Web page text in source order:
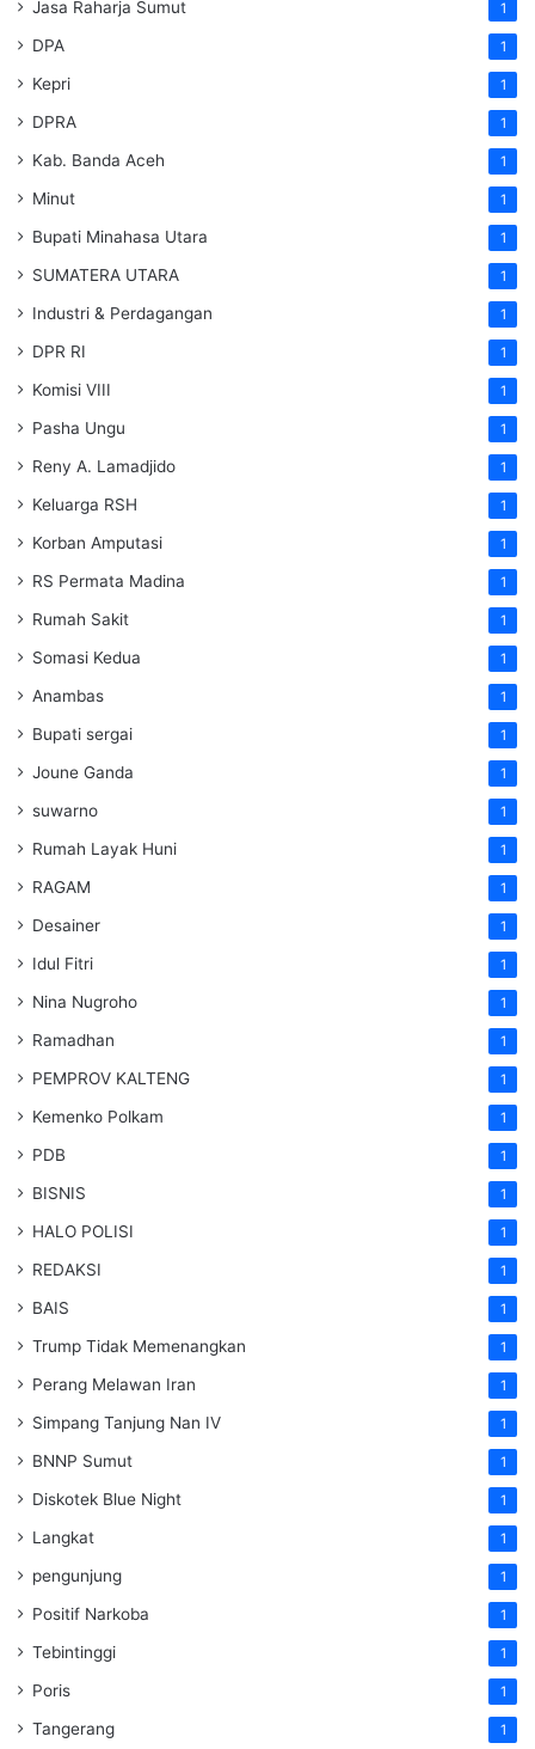
Jasa Raharja Sumut 1
DPA 1
Kepri 1
DPRA 1
Kab. Banda Aceh 1
Minut 1
Bupati Minahasa Utara 1
SUMATERA UTARA 1
Industri & Perdagangan 1
DPR RI 1
Komisi VIII 1
Pasha Ungu 1
Reny A. Lamadjido 1
Keluarga RSH 1
Korban Amputasi 1
RS Permata Madina 1
Rumah Sakit 1
Somasi Kedua 1
Anambas 1
Bupati sergai 1
Joune Ganda 1
suwarno 1
Rumah Layak Huni 1
RAGAM 1
Desainer 1
Idul Fitri 1
Nina Nugroho 1
Ramadhan 1
PEMPROV KALTENG 1
Kemenko Polkam 1
PDB 1
BISNIS 1
HALO POLISI 1
REDAKSI 1
BAIS 1
Trump Tidak Memenangkan 1
Perang Melawan Iran 1
Simpang Tanjung Nan IV 1
BNNP Sumut 1
Diskotek Blue Night 1
Langkat 1
pengunjung 1
Positif Narkoba 1
Tebintinggi 1
Poris 1
Tangerang 1